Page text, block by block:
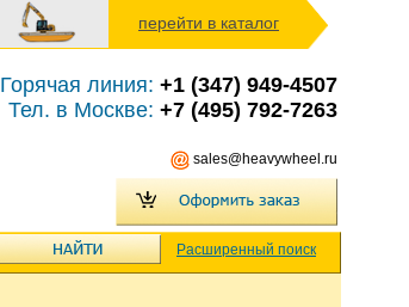
перейти в каталог
Горячая линия: +1 (347) 949-4507
Тел. в Москве: +7 (495) 792-7263
sales@heavywheel.ru
Расширенный поиск